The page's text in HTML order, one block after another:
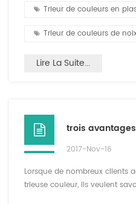
assurer le trieur de couleur
Trieur de couleurs en
Trieur de couleurs de
Lire La Suite...
2017-Nov-16
Lorsque de nombreux clients
trieuse couleur, ils veulent